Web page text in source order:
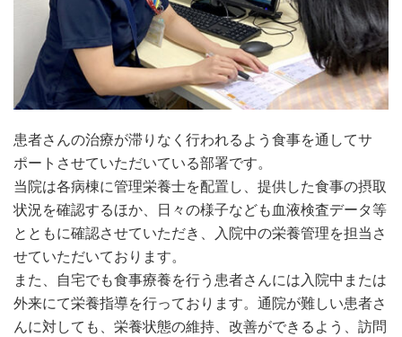
患者さんの治療が滞りなく行われるよう食事を通してサ
ポートさせていただいている部署です。
当院は各病棟に管理栄養士を配置し、提供した食事の摂取
状況を確認するほか、日々の様子なども血液検査データ等
とともに確認させていただき、入院中の栄養管理を担当さ
せていただいております。
また、自宅でも食事療養を行う患者さんには入院中または
外来にて栄養指導を行っております。通院が難しい患者さ
んに対しても、栄養状態の維持、改善ができるよう、訪問